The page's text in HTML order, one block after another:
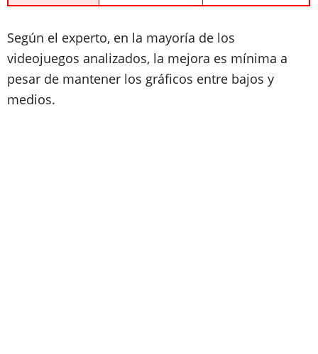
Según el experto, en la mayoría de los
videojuegos analizados, la mejora es mínima a
pesar de mantener los gráficos entre bajos y
medios.